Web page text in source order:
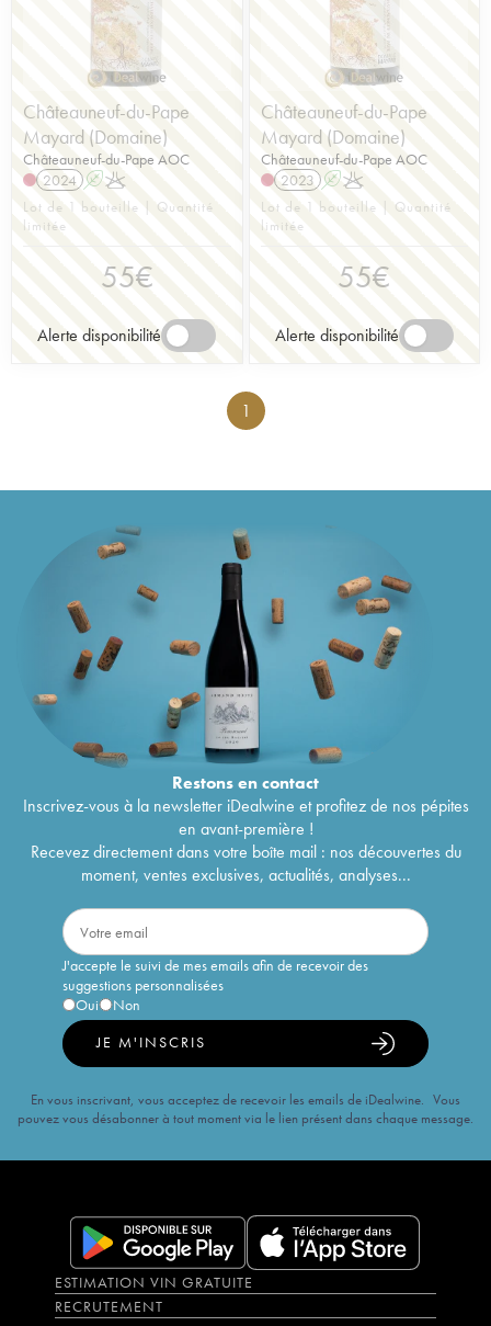
Châteauneuf-du-Pape
Mayard (Domaine)
Châteauneuf-du-Pape AOC
2024 AK
Lot de 1 bouteille | Quantité
limitée
55€
Alerte disponibilité
Châteauneuf-du-Pape
Mayard (Domaine)
Châteauneuf-du-Pape AOC
2023 AK
Lot de 1 bouteille | Quantité
limitée
55€
Alerte disponibilité
1
Restons encontact
Inscrivez-vous à la newsletter iDealwine et profitez de nos pépites
en avant-première !
Recevez directement dans votre boîte mail : nos découvertes du
moment, ventes exclusives, actualités, analyses...
J'accepte le suivi de mes emails afin de recevoir des
suggestions personnalisées
Oui
Non
JE M'INSCRIS
En vous inscrivant, vous acceptez de recevoir les emails de iDealwine. Vous
pouvez vous désabonner à tout moment via le lien présent dans chaque message.
ESTIMATION VIN GRATUITE
RECRUTEMENT